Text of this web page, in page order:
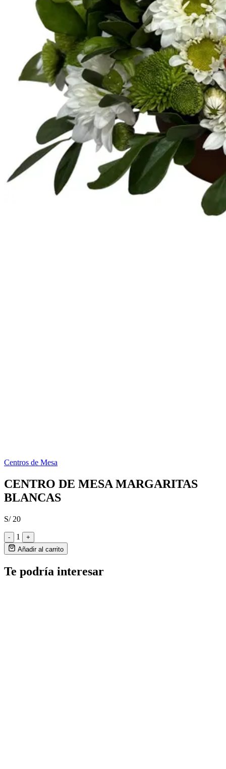
Centros de Mesa
CENTRO DE MESA MARGARITAS
BLANCAS
S/ 20
- 1
+
Añadir al carrito
Te podría interesar